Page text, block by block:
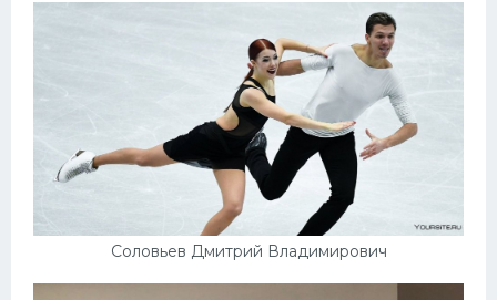
Соловьев Дмитрий Владимирович